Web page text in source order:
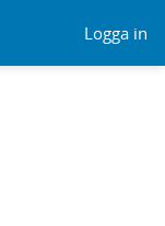
Logga in